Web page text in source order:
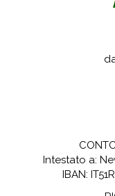
Intestato a:
IBAN: